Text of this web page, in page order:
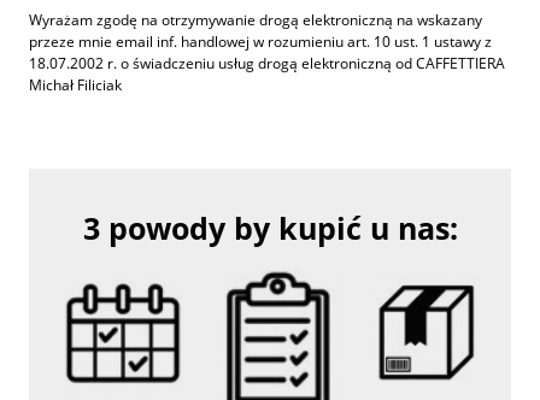
Wyrażam zgodę na otrzymywanie drogą elektroniczną na wskazany
przeze mnie email inf. handlowej w rozumieniu art. 10 ust. 1 ustawy z
18.07.2002 r. o świadczeniu usług drogą elektroniczną od CAFFETTIERA
Michał Filiciak
3 powody by kupić u nas: